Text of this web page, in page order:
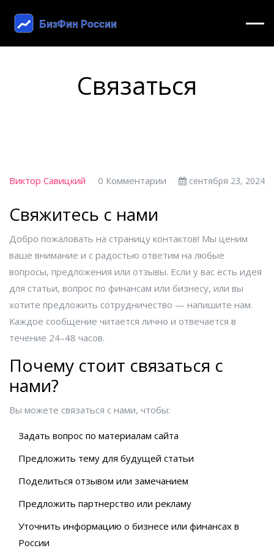
Связаться
Виктор Савицкий 0 Комментарии сентября 23, 2024
Свяжитесь с нами
Добро пожаловать на страницу контактов! Мы ценим
ваше внимание и с радостью ответим на любые
вопросы, предложения или отзывы. Если у вас есть идея
для статьи, вопрос по финансам или бизнесу, или вы
хотите предложить сотрудничество — напишите нам.
Каждое сообщение читается лично и отвечается в
течение 24–48 часов.
Почему стоит связаться с
нами?
Вы можете связаться с нами, чтобы:
Задать вопрос по материалам сайта
Предложить тему для будущей статьи
Поделиться отзывом или замечанием
Предложить партнерство или рекламу
Уточнить информацию о бизнесе или финансах в
России